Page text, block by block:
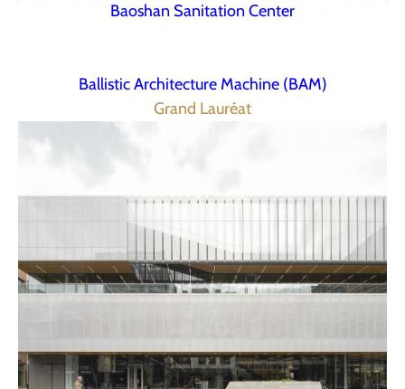
Baoshan Sanitation Center
Ballistic Architecture Machine (BAM)
Grand Lauréat